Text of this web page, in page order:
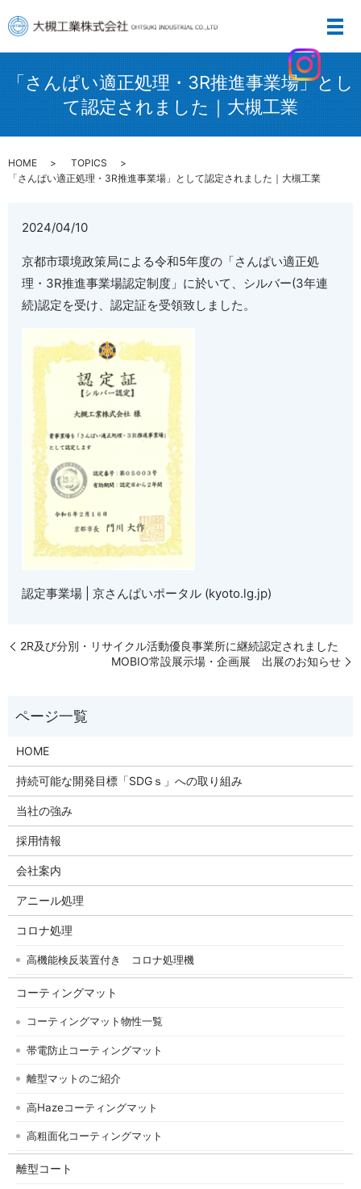
「さんぱい適正処理・3R推進事業場」とし
て認定されました｜大槻工業
HOME
TOPICS
「さんぱい適正処理・3R推進事業場」として認定されました｜大槻工業
2024/04/10
京都市環境政策局による令和5年度の「さんぱい適正処
理・3R推進事業場認定制度」に於いて、シルバー(3年連
続)認定を受け、認定証を受領致しました。
認定事業場 | 京さんぱいポータル (kyoto.lg.jp)
2R及び分別・リサイクル活動優良事業所に継続認定されました
MOBIO常設展示場・企画展 出展のお知らせ
HOME
持続可能な開発目標「SDGｓ」への取り組み
当社の強み
採用情報
会社案内
アニール処理
コロナ処理
高機能検反装置付き コロナ処理機
コーティングマット
コーティングマット物性一覧
帯電防止コーティングマット
離型マットのご紹介
高Hazeコーティングマット
高粗面化コーティングマット
離型コート